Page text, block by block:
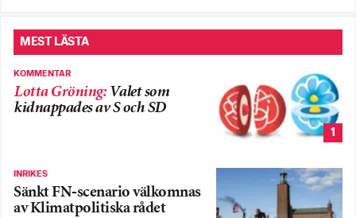
MEST LÄSTA
KOMMENTAR
Lotta Gröning: Valet som
kidnappades av S och SD
1
INRIKES
Sänkt FN-scenario välkomnas
av Klimatpolitiska rådet